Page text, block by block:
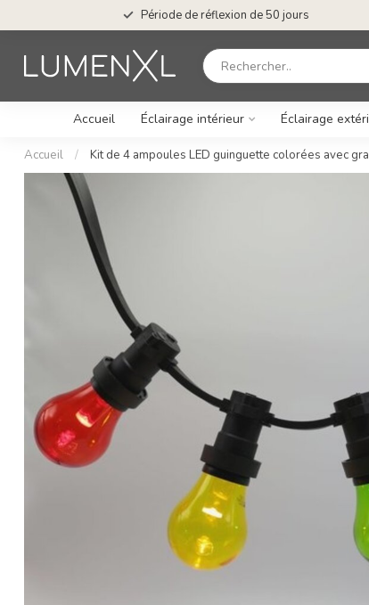
Période de réflexion de 50 jours
Accueil Éclairage intérieur Éclairage
Accueil / Kit de 4 ampoules LED guinguette colorées avec